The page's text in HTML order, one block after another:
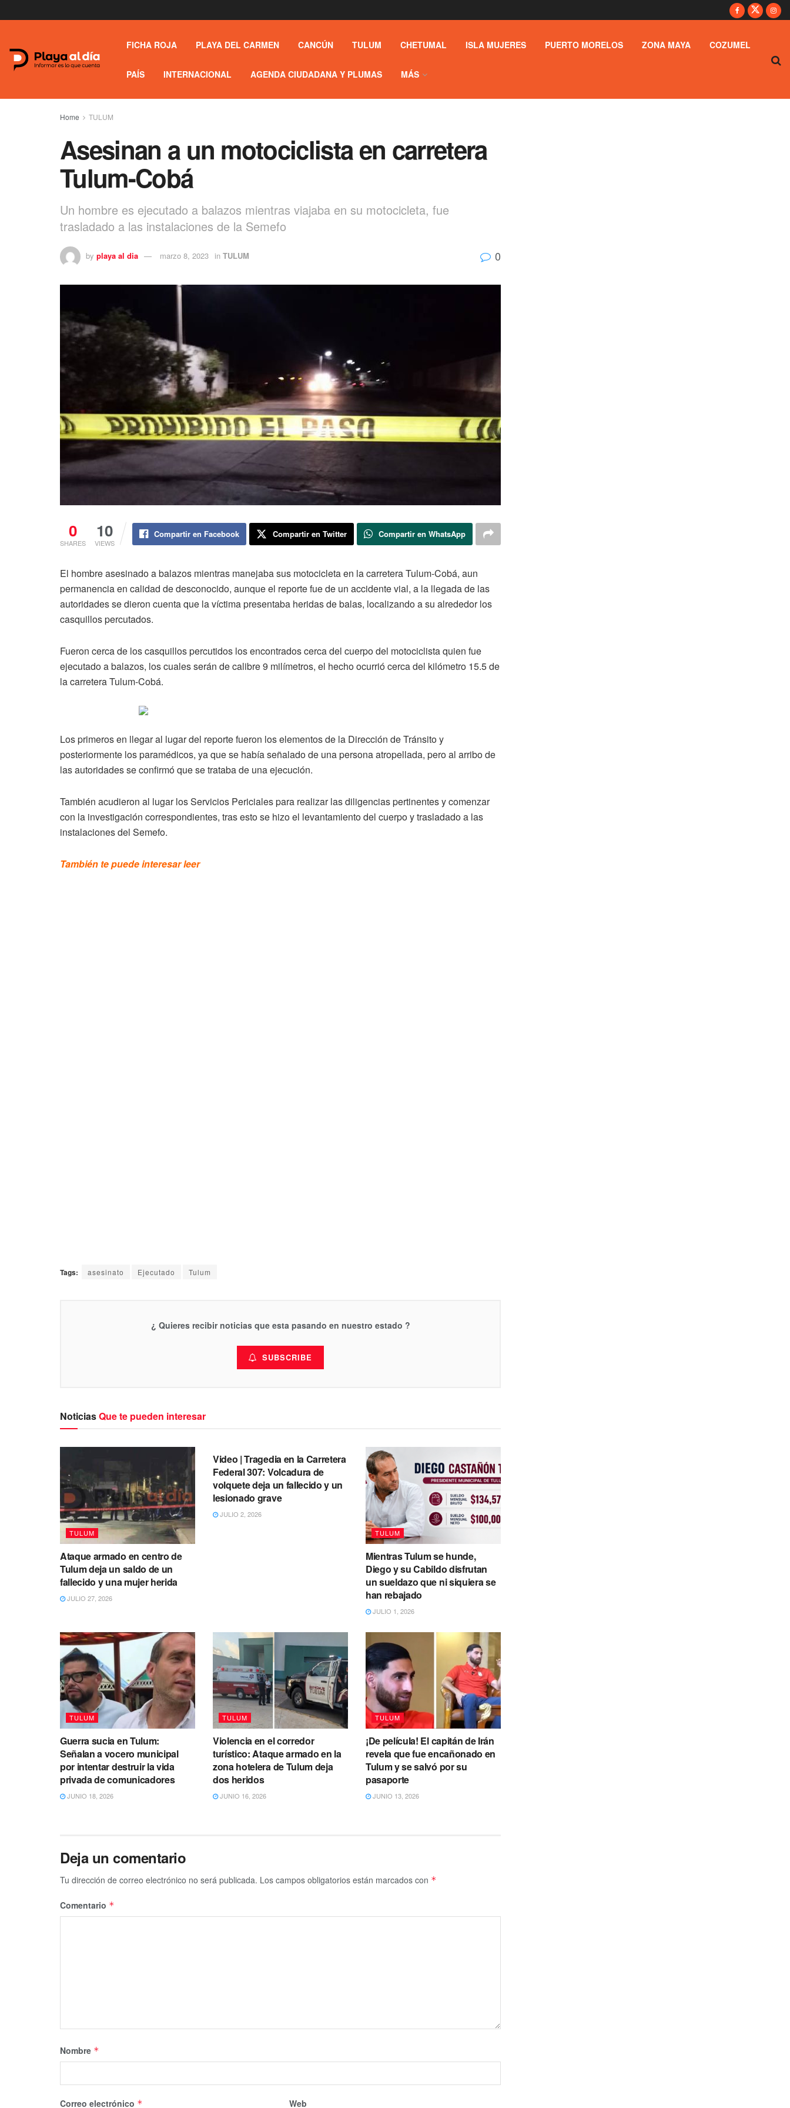
FICHA ROJA PLAYA DEL CARMEN CANCÚN TULUM CHETUMAL ISLA MUJERES PUERTO MORELOS ZONA MAYA COZUMEL
PAÍS INTERNACIONAL AGENDA CIUDADANA Y PLUMAS MÁS
Home TULUM
Asesinan a un motociclista en carretera
Tulum-Cobá
Un hombre es ejecutado a balazos mientras viajaba en su motocicleta, fue
trasladado a las instalaciones de la Semefo
by playa al dia marzo 8, 2023 in TULUM 0
0
SHARES
10
VIEWS
Compartir en Facebook Compartir en Twitter Compartir en WhatsApp
El hombre asesinado a balazos mientras manejaba sus motocicleta en la carretera Tulum-Cobá, aun
permanencia en calidad de desconocido, aunque el reporte fue de un accidente vial, a la llegada de las
autoridades se dieron cuenta que la víctima presentaba heridas de balas, localizando a su alrededor los
casquillos percutados.
Fueron cerca de los casquillos percutidos los encontrados cerca del cuerpo del motociclista quien fue
ejecutado a balazos, los cuales serán de calibre 9 milímetros, el hecho ocurrió cerca del kilómetro 15.5 de
la carretera Tulum-Cobá.
Los primeros en llegar al lugar del reporte fueron los elementos de la Dirección de Tránsito y
posteriormente los paramédicos, ya que se había señalado de una persona atropellada, pero al arribo de
las autoridades se confirmó que se trataba de una ejecución.
También acudieron al lugar los Servicios Periciales para realizar las diligencias pertinentes y comenzar
con la investigación correspondientes, tras esto se hizo el levantamiento del cuerpo y trasladado a las
instalaciones del Semefo.
También te puede interesar leer
Tags: asesinato Ejecutado Tulum
¿ Quieres recibir noticias que esta pasando en nuestro estado ?
SUBSCRIBE
NoticiasQue te pueden interesar
TULUM
Ataque armado en centro de
Tulum deja un saldo de un
fallecido y una mujer herida
JULIO 27, 2026
Video | Tragedia en la Carretera
Federal 307: Volcadura de
volquete deja un fallecido y un
lesionado grave
JULIO 2, 2026
TULUM
Mientras Tulum se hunde,
Diego y su Cabildo disfrutan
un sueldazo que ni siquiera se
han rebajado
JULIO 1, 2026
TULUM
Guerra sucia en Tulum:
Señalan a vocero municipal
por intentar destruir la vida
privada de comunicadores
JUNIO 18, 2026
TULUM
Violencia en el corredor
turístico: Ataque armado en la
zona hotelera de Tulum deja
dos heridos
JUNIO 16, 2026
TULUM
¡De película! El capitán de Irán
revela que fue encañonado en
Tulum y se salvó por su
pasaporte
JUNIO 13, 2026
Deja un comentario
Tu dirección de correo electrónico no será publicada. Los campos obligatorios están marcados con *
Comentario *
Nombre *
Correo electrónico * Web